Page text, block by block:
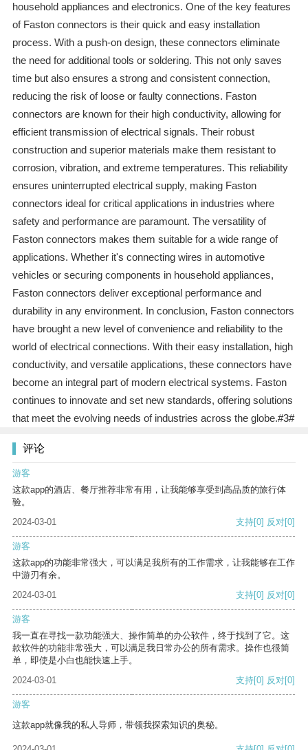
household appliances and electronics. One of the key features
of Faston connectors is their quick and easy installation
process. With a push-on design, these connectors eliminate
the need for additional tools or soldering. This not only saves
time but also ensures a strong and consistent connection,
reducing the risk of loose or faulty connections. Faston
connectors are known for their high conductivity, allowing for
efficient transmission of electrical signals. Their robust
construction and superior materials make them resistant to
corrosion, vibration, and extreme temperatures. This reliability
ensures uninterrupted electrical supply, making Faston
connectors ideal for critical applications in industries where
safety and performance are paramount. The versatility of
Faston connectors makes them suitable for a wide range of
applications. Whether it's connecting wires in automotive
vehicles or securing components in household appliances,
Faston connectors deliver exceptional performance and
durability in any environment. In conclusion, Faston connectors
have brought a new level of convenience and reliability to the
world of electrical connections. With their easy installation, high
conductivity, and versatile applications, these connectors have
become an integral part of modern electrical systems. Faston
continues to innovate and set new standards, offering solutions
that meet the evolving needs of industries across the globe.#3#
评论
游客
这款app的酒店、餐厅推荐非常有用，让我能够享受到高品质的旅行体
验。
2024-03-01
支持[0] 反对[0]
游客
这款app的功能非常强大，可以满足我所有的工作需求，让我能够在工作
中游刃有余。
2024-03-01
支持[0] 反对[0]
游客
我一直在寻找一款功能强大、操作简单的办公软件，终于找到了它。这
款软件的功能非常强大，可以满足我日常办公的所有需求。操作也很简
单，即使是小白也能快速上手。
2024-03-01
支持[0] 反对[0]
游客
这款app就像我的私人导师，带领我探索知识的奥秘。